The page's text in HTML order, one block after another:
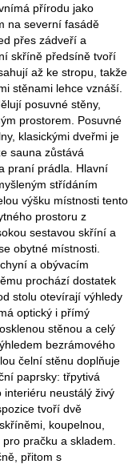
přírodu jako
na severní fasádě
přes zádveří a
skříně předsíně tvoří
až ke stropu, takže
stěnami lehce vznáší.
posuvné stěny,
prostorem. Posuvné
klasickými dveřmi je
sauna zůstává
praní prádla. Hlavní
střídáním
výšku místnosti tento
prostoru z
sestavou skříní a
obytné místnosti.
a obývacím
prochází dostatek
stolu otevírají výhledy
optický i přímý
stěnou a celý
bezrámového
čelní stěnu doplňuje
paprsky: třpytivá
interiéru neustálý živý
tvoří dvě
koupelnou,
pračku a skladem.
přitom s